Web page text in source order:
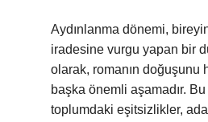
Aydınlanma dönemi,
iradesine vurgu yapan bir
olarak, romanın doğuşunu
başka önemli aşamadır.
toplumdaki eşitsizlikler,